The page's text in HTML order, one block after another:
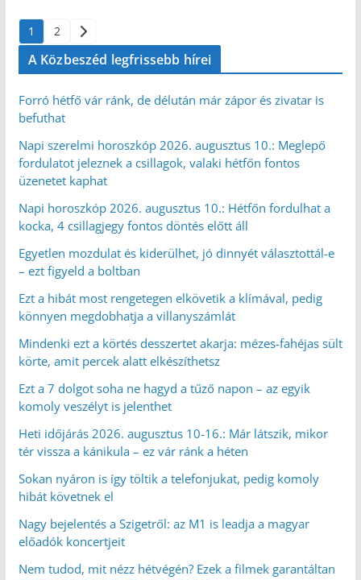
Bejegyzések
lapozása
1 2
A Közbeszéd legfrissebb hírei
Forró hétfő vár ránk, de délután már zápor és zivatar is
befuthat
Napi szerelmi horoszkóp 2026. augusztus 10.: Meglepő
fordulatot jeleznek a csillagok, valaki hétfőn fontos
üzenetet kaphat
Napi horoszkóp 2026. augusztus 10.: Hétfőn fordulhat a
kocka, 4 csillagjegy fontos döntés előtt áll
Egyetlen mozdulat és kiderülhet, jó dinnyét választottál-e
– ezt figyeld a boltban
Ezt a hibát most rengetegen elkövetik a klímával, pedig
könnyen megdobhatja a villanyszámlát
Mindenki ezt a körtés desszertet akarja: mézes-fahéjas sült
körte, amit percek alatt elkészíthetsz
Ezt a 7 dolgot soha ne hagyd a tűző napon – az egyik
komoly veszélyt is jelenthet
Heti időjárás 2026. augusztus 10-16.: Már látszik, mikor
tér vissza a kánikula – ez vár ránk a héten
Sokan nyáron is így töltik a telefonjukat, pedig komoly
hibát követnek el
Nagy bejelentés a Szigetről: az M1 is leadja a magyar
előadók koncertjeit
Nem tudod, mit nézz hétvégén? Ezek a filmek garantáltan